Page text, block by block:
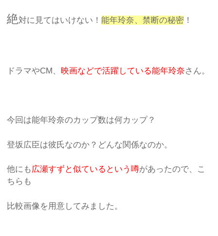
絶対に見てはいけない！能年玲奈、禁断の秘密 ！
ドラマやCM、 映画などで活躍している能年玲奈さん。
今回は能年玲奈のカップ数は何カップ？
登坂広臣は彼氏なのか？どんな関係なのか。
他にも広瀬すずと似ているという噂があったので、こ
ちらも
比較画像を用意してみました。